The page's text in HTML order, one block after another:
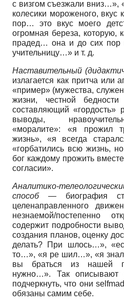
с визгом съезжали вниз…»,
колесики мороженого, вкус
пор… это вкус моего
огромная береза, которую,
прадед… она и до сих пор
учительницу…» и т. д.
Наставительный
излагается как притча или
«пример» (мужества,
жизни, честной
составляющий «гордость»
выводы,
«моралите»: «я прожил
жизнь», «я всегда
«горбатились всю жизнь,
бог каждому прожить
согласии».
Аналитико-
способ— биография
целенаправленного
незнаемой/постепенно
содержит подробности
создания планов, оценку
делать? При шлось…»,
то…», «я ре шил…», «я
вы браться из нашей
нужно…». Так
подчеркнуть, что они
обязаны самим себе.